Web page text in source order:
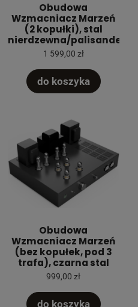
Obudowa
Wzmacniacz Marzeń
(2 kopułki), stal
nierdzewna/palisander
1 599,00 zł
do koszyka
Obudowa
Wzmacniacz Marzeń
(bez kopułek, pod 3
trafa), czarna stal
999,00 zł
do koszyka